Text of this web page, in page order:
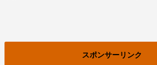
スポンサーリンク